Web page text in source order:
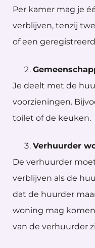
Per kamer mag je
verblijven, tenzij
of een
Je deelt met de
voorzieningen.
toilet of de keuken.
Verhuurder
De verhuurder
verblijven als de
dat de huurder
woning mag
van de verhuurder